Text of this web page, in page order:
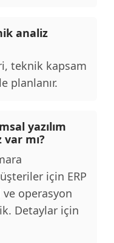
analiz
teknik kapsam
planlanır.
yazılım
mı?
için ERP
operasyon
Detaylar için